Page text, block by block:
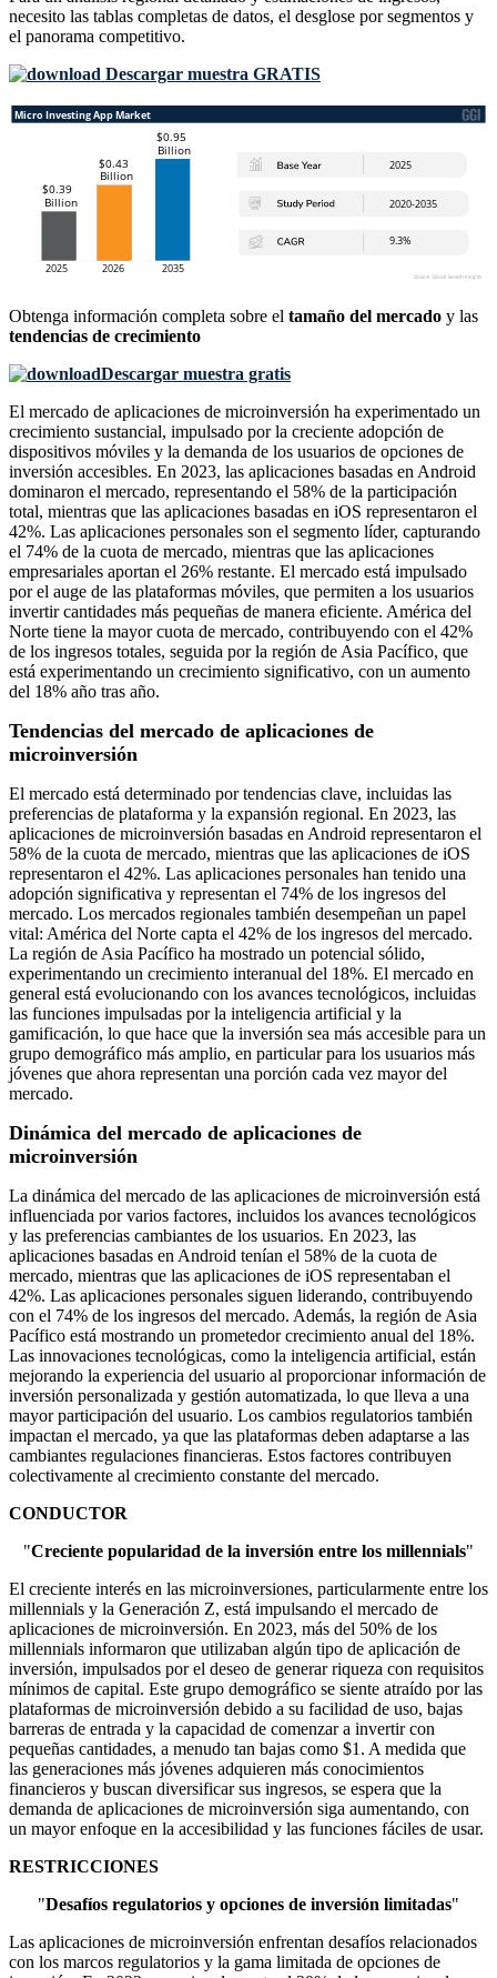
necesito las tablas completas de datos, el desglose por segmentos y
el panorama competitivo.
Descargar muestra GRATIS
Obtenga información completa sobre el tamaño del mercado y las
tendencias de crecimiento
Descargar muestra gratis
El mercado de aplicaciones de microinversión ha experimentado un
crecimiento sustancial, impulsado por la creciente adopción de
dispositivos móviles y la demanda de los usuarios de opciones de
inversión accesibles. En 2023, las aplicaciones basadas en Android
dominaron el mercado, representando el 58% de la participación
total, mientras que las aplicaciones basadas en iOS representaron el
42%. Las aplicaciones personales son el segmento líder, capturando
el 74% de la cuota de mercado, mientras que las aplicaciones
empresariales aportan el 26% restante. El mercado está impulsado
por el auge de las plataformas móviles, que permiten a los usuarios
invertir cantidades más pequeñas de manera eficiente. América del
Norte tiene la mayor cuota de mercado, contribuyendo con el 42%
de los ingresos totales, seguida por la región de Asia Pacífico, que
está experimentando un crecimiento significativo, con un aumento
del 18% año tras año.
Tendencias del mercado de aplicaciones de
microinversión
El mercado está determinado por tendencias clave, incluidas las
preferencias de plataforma y la expansión regional. En 2023, las
aplicaciones de microinversión basadas en Android representaron el
58% de la cuota de mercado, mientras que las aplicaciones de iOS
representaron el 42%. Las aplicaciones personales han tenido una
adopción significativa y representan el 74% de los ingresos del
mercado. Los mercados regionales también desempeñan un papel
vital: América del Norte capta el 42% de los ingresos del mercado.
La región de Asia Pacífico ha mostrado un potencial sólido,
experimentando un crecimiento interanual del 18%. El mercado en
general está evolucionando con los avances tecnológicos, incluidas
las funciones impulsadas por la inteligencia artificial y la
gamificación, lo que hace que la inversión sea más accesible para un
grupo demográfico más amplio, en particular para los usuarios más
jóvenes que ahora representan una porción cada vez mayor del
mercado.
Dinámica del mercado de aplicaciones de
microinversión
La dinámica del mercado de las aplicaciones de microinversión está
influenciada por varios factores, incluidos los avances tecnológicos
y las preferencias cambiantes de los usuarios. En 2023, las
aplicaciones basadas en Android tenían el 58% de la cuota de
mercado, mientras que las aplicaciones de iOS representaban el
42%. Las aplicaciones personales siguen liderando, contribuyendo
con el 74% de los ingresos del mercado. Además, la región de Asia
Pacífico está mostrando un prometedor crecimiento anual del 18%.
Las innovaciones tecnológicas, como la inteligencia artificial, están
mejorando la experiencia del usuario al proporcionar información de
inversión personalizada y gestión automatizada, lo que lleva a una
mayor participación del usuario. Los cambios regulatorios también
impactan el mercado, ya que las plataformas deben adaptarse a las
cambiantes regulaciones financieras. Estos factores contribuyen
colectivamente al crecimiento constante del mercado.
CONDUCTOR
"Creciente popularidad de la inversión entre los millennials"
El creciente interés en las microinversiones, particularmente entre los
millennials y la Generación Z, está impulsando el mercado de
aplicaciones de microinversión. En 2023, más del 50% de los
millennials informaron que utilizaban algún tipo de aplicación de
inversión, impulsados ​​por el deseo de generar riqueza con requisitos
mínimos de capital. Este grupo demográfico se siente atraído por las
plataformas de microinversión debido a su facilidad de uso, bajas
barreras de entrada y la capacidad de comenzar a invertir con
pequeñas cantidades, a menudo tan bajas como $1. A medida que
las generaciones más jóvenes adquieren más conocimientos
financieros y buscan diversificar sus ingresos, se espera que la
demanda de aplicaciones de microinversión siga aumentando, con
un mayor enfoque en la accesibilidad y las funciones fáciles de usar.
RESTRICCIONES
"Desafíos regulatorios y opciones de inversión limitadas"
Las aplicaciones de microinversión enfrentan desafíos relacionados
con los marcos regulatorios y la gama limitada de opciones de